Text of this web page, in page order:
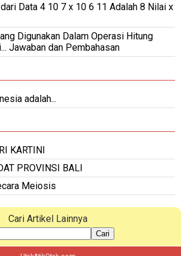
Data 4 10 7 x 10 6 11 Adalah 8 Nilai x
Digunakan Dalam Operasi Hitung
Jawaban dan Pembahasan
adalah...
KARTINI
PROVINSI BALI
Meiosis
Cari Artikel Lainnya
Cari